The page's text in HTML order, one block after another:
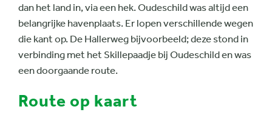
dan het land in, via een hek. Oudeschild was altijd een
belangrijke havenplaats. Er lopen verschillende wegen
die kant op. De Hallerweg bijvoorbeeld; deze stond in
verbinding met het Skillepaadje bij Oudeschild en was
een doorgaande route.
Route op kaart